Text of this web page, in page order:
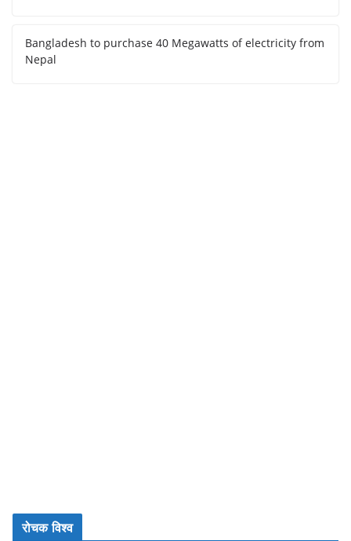
Bangladesh to purchase 40 Megawatts of electricity from
Nepal
रोचक विश्व